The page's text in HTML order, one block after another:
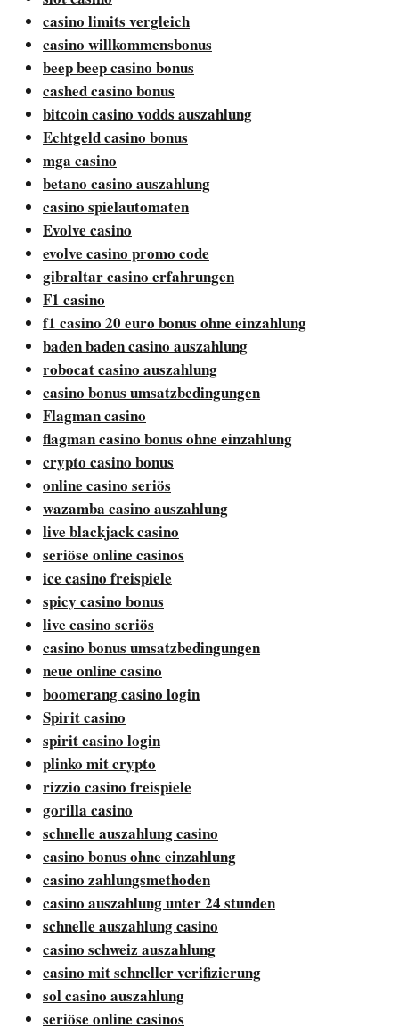
casino limits vergleich
casino willkommensbonus
beep beep casino bonus
cashed casino bonus
bitcoin casino vodds auszahlung
Echtgeld casino bonus
mga casino
betano casino auszahlung
casino spielautomaten
Evolve casino
evolve casino promo code
gibraltar casino erfahrungen
F1 casino
f1 casino 20 euro bonus ohne einzahlung
baden baden casino auszahlung
robocat casino auszahlung
casino bonus umsatzbedingungen
Flagman casino
flagman casino bonus ohne einzahlung
crypto casino bonus
online casino seriös
wazamba casino auszahlung
live blackjack casino
seriöse online casinos
ice casino freispiele
spicy casino bonus
live casino seriös
casino bonus umsatzbedingungen
neue online casino
boomerang casino login
Spirit casino
spirit casino login
plinko mit crypto
rizzio casino freispiele
gorilla casino
schnelle auszahlung casino
casino bonus ohne einzahlung
casino zahlungsmethoden
casino auszahlung unter 24 stunden
schnelle auszahlung casino
casino schweiz auszahlung
casino mit schneller verifizierung
sol casino auszahlung
seriöse online casinos